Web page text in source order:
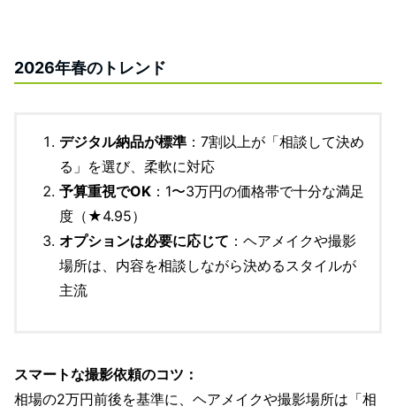
2026年春のトレンド
デジタル納品が標準 ：7割以上が「相談して決め
る」を選び、柔軟に対応
予算重視でOK ：1〜3万円の価格帯で十分な満足
度（★4.95）
オプションは必要に応じて ：ヘアメイクや撮影
場所は、内容を相談しながら決めるスタイルが
主流
スマートな撮影依頼のコツ：
相場の2万円前後を基準に、ヘアメイクや撮影場所は「相